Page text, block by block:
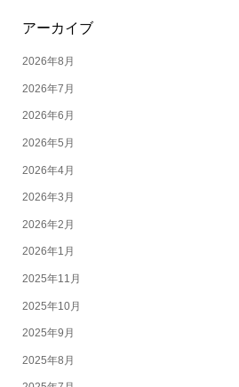
アーカイブ
2026年8月
2026年7月
2026年6月
2026年5月
2026年4月
2026年3月
2026年2月
2026年1月
2025年11月
2025年10月
2025年9月
2025年8月